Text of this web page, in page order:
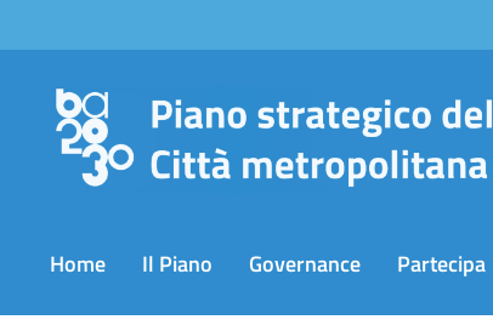
al
contenuto
Home Il Piano Governance Partecipa